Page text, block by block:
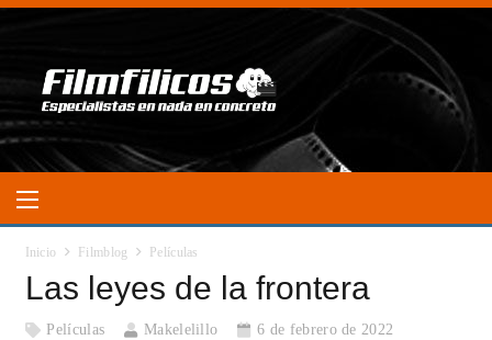
Inicio Filmblog Películas
Las leyes de la frontera
Películas Makelelillo
6 de febrero de 2022